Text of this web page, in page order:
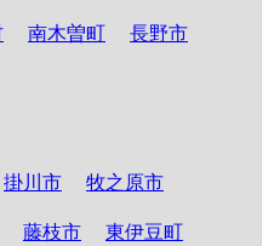
南木曽町 長野市
掛川市 牧之原市
藤枝市 東伊豆町